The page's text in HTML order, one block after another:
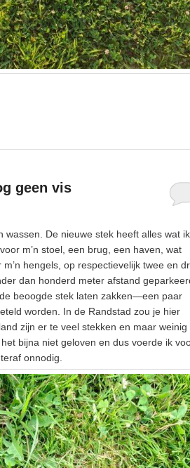
geen vis
De nieuwe stek heeft alles wat ik
m’n stoel, een brug, een haven, wat
hengels, op respectievelijk twee en
dan honderd meter afstand
beoogde stek laten zakken—een paar
worden. In de Randstad zou je hier
zijn er te veel stekken en maar weinig
bijna niet geloven en dus voerde ik
onnodig.